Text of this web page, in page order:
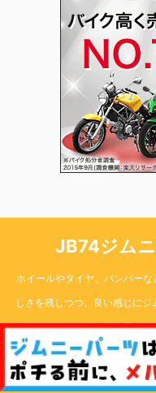
JB74ジム
ホイールやタイヤ、バンパー
しさを残しつつ、良い感じに
はなるべくかけず、普段乗り
ジムニー
Copyright© JB74ジムニーシ